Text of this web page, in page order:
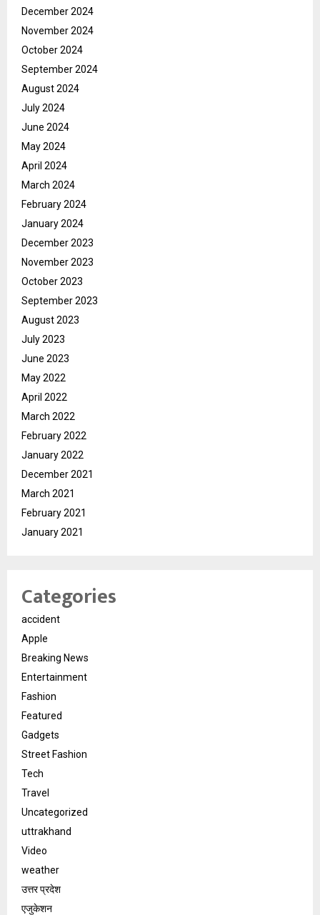
December 2024
November 2024
October 2024
September 2024
August 2024
July 2024
June 2024
May 2024
April 2024
March 2024
February 2024
January 2024
December 2023
November 2023
October 2023
September 2023
August 2023
July 2023
June 2023
May 2022
April 2022
March 2022
February 2022
January 2022
December 2021
March 2021
February 2021
January 2021
Categories
accident
Apple
Breaking News
Entertainment
Fashion
Featured
Gadgets
Street Fashion
Tech
Travel
Uncategorized
uttrakhand
Video
weather
उत्तर प्रदेश
एजुकेशन